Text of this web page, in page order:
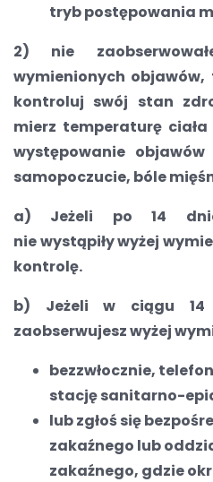
tryb postępowania
2) nie
wymienionych objawów,
kontroluj swój stan
mierz temperaturę
występowanie
samopoczucie, bóle
a) Jeżeli po 14
nie wystąpiły wyżej
kontrolę.
b) Jeżeli w ciągu 14
zaobserwujesz wyżej
bezzwłocznie,
stację sanitarno-
lub zgłoś się
zakaźnego lub
zakaźnego, gdzie